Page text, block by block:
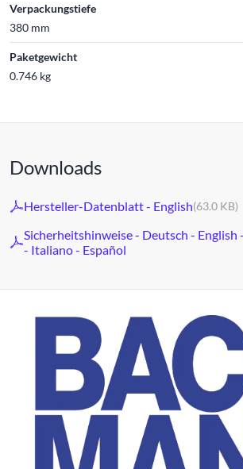
Verpackungstiefe
380 mm
Paketgewicht
0.746 kg
Downloads
Hersteller-Datenblatt - English(63.0 KB)
Sicherheitshinweise - Deutsch - English
- Italiano - Español